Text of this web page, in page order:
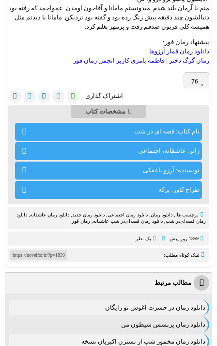
منم با آرمان بلند شدم. میدونستم مامانا و آقاجون اومدن. عمواحمد که رفته بود
دنبالشون چند دقیقه پیش زنگ زده بود و گفته بود نزدیکن. مامانا با دیدنم مثل
همیشه کلی قربون صدقم رفت و پرمهر بغلم کرد.
پیشنهاد رمان فور:
دانلود رمان قمار آرزوها
رمان گرگ دختر | فاطمه بامری کاربر انجمن رمان فور
76
اشتراک گذاری
مشخصات کتاب
نام کتاب: قصه ای در شب
ژانر: عاشقانه، اجتماعی
نویسنده: آرزو باغفکی
طراح کاور: برکه
برچسب ها:, دانلود رمان, دانلود رمان اجتماعی‌, دانلود رمان جدید دانلود رمان عاشقانه, دانلود
رمان قصه‌ای‌در شب, دانلود رمان قصه‌ای‌در شب عاشقانه, رمان فور
1859 روز پيش یک نظر
https://novelfor.ir/?p=1839 لینک کوتاه مطلب:
مطالب مرتبط
دانلود رمان در حسرت آغوش تو رایگان
دانلود رمان پرنسس شیطون من
دانلود رمان مخمور شب از نسترن اکبریان نسخه